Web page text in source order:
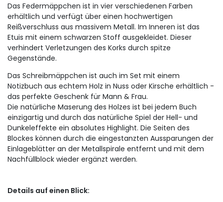
Das Federmäppchen ist in vier verschiedenen Farben
erhältlich und verfügt über einen hochwertigen
Reißverschluss aus massivem Metall. Im Inneren ist das
Etuis mit einem schwarzen Stoff ausgekleidet. Dieser
verhindert Verletzungen des Korks durch spitze
Gegenstände.
Das Schreibmäppchen ist auch im Set mit einem
Notizbuch aus echtem Holz in Nuss oder Kirsche erhältlich -
das perfekte Geschenk für Mann & Frau.
Die natürliche Maserung des Holzes ist bei jedem Buch
einzigartig und durch das natürliche Spiel der Hell- und
Dunkeleffekte ein absolutes Highlight. Die Seiten des
Blockes können durch die eingestanzten Aussparungen der
Einlageblätter an der Metallspirale entfernt und mit dem
Nachfüllblock wieder ergänzt werden.
Details auf einen Blick: